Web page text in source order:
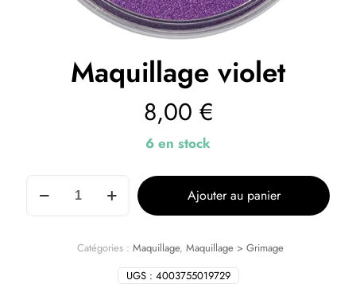
Maquillage violet
8,00 €
6 en stock
Ajouter au panier
UGS : 4003755019729
Catégories : Maquillage, Maquillage > Grimage